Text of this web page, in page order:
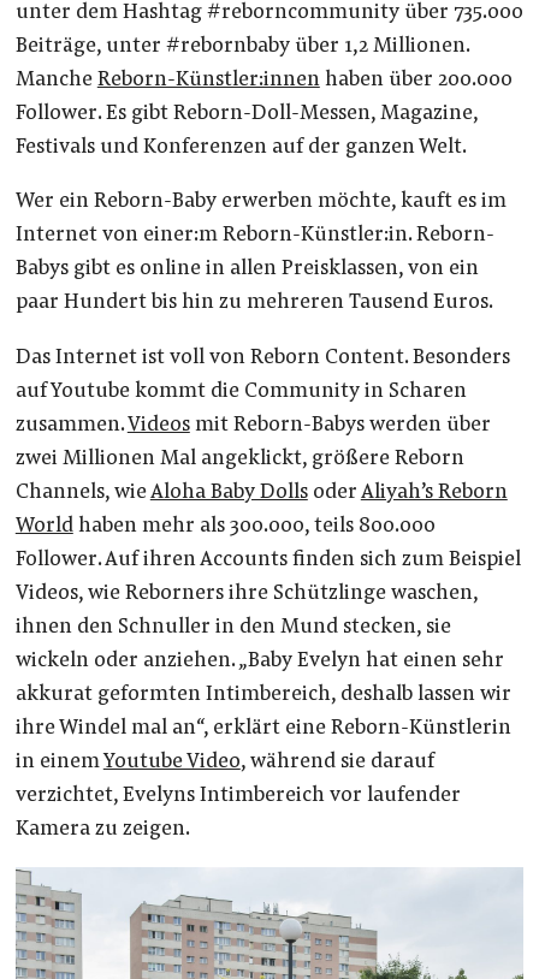
unter dem Hashtag #reborncommunity über 735.000
Beiträge, unter #rebornbaby über 1,2 Millionen.
Manche Reborn-Künstler:innenhaben über 200.000
Follower. Es gibt Reborn-Doll-Messen, Magazine,
Festivals und Konferenzen auf der ganzen Welt.
Wer ein Reborn-Baby erwerben möchte, kauft es im
Internet von einer:m Reborn-Künstler:in. Reborn-
Babys gibt es online in allen Preisklassen, von ein
paar Hundert bis hin zu mehreren Tausend Euros.
Das Internet ist voll von Reborn Content. Besonders
auf Youtube kommt die Community in Scharen
zusammen.Videosmit Reborn-Babys werden über
zwei Millionen Mal angeklickt, größere Reborn
Channels, wieAloha Baby Dollsoder Aliyah’s Reborn
Worldhaben mehr als 300.000, teils 800.000
Follower. Auf ihren Accounts finden sich zum Beispiel
Videos, wie Reborners ihre Schützlinge waschen,
ihnen den Schnuller in den Mund stecken, sie
wickeln oder anziehen. „Baby Evelyn hat einen sehr
akkurat geformten Intimbereich, deshalb lassen wir
ihre Windel mal an“, erklärt eine Reborn-Künstlerin
in einemYoutube Video, während sie darauf
verzichtet, Evelyns Intimbereich vor laufender
Kamera zu zeigen.